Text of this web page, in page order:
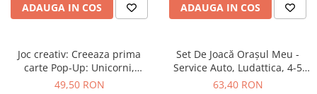
ADAUGA IN COS ADAUGA IN COS
Joc creativ: Creeaza prima
carte Pop-Up: Unicorni,
Ludattica, +5 ani
49,50 RON
Set De Joacă Orașul Meu -
Service Auto, Ludattica, 4-5
ani +
63,40 RON